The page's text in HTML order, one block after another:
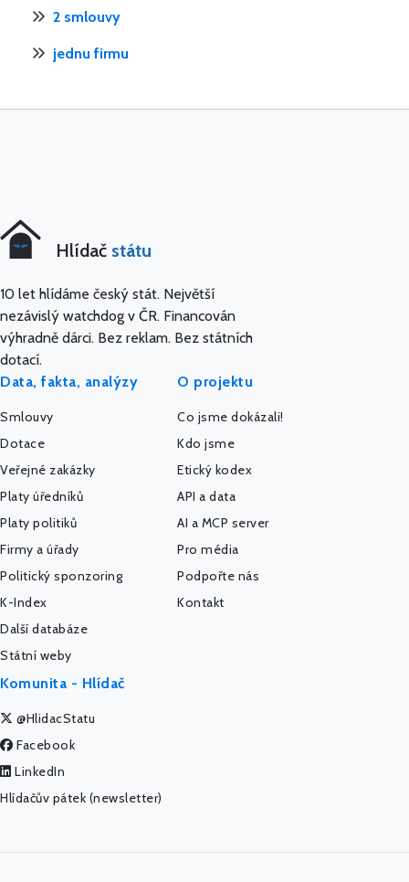
2 smlouvy
jednu firmu
Hlídač státu
10 let hlídáme český stát. Největší
nezávislý watchdog v ČR. Financován
výhradně dárci. Bez reklam. Bez státních
dotací.
Data, fakta, analýzy
Smlouvy
Dotace
Veřejné zakázky
Platy úředníků
Platy politiků
Firmy a úřady
Politický sponzoring
K-Index
Další databáze
Státní weby
O projektu
Co jsme dokázali!
Kdo jsme
Etický kodex
API a data
AI a MCP server
Pro média
Podpořte nás
Kontakt
Komunita - Hlídač
@HlidacStatu
Facebook
LinkedIn
Hlídačův pátek (newsletter)